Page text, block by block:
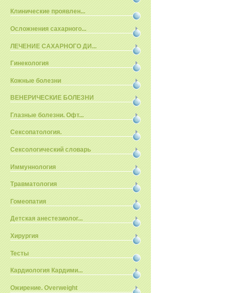
Клинические проявлен...
Осложнения сахарного...
ЛЕЧЕНИЕ САХАРНОГО ДИ...
Гинекология
Кожные болезни
ВЕНЕРИЧЕСКИЕ БОЛЕЗНИ
Глазные болезни. Офт...
Сексопатология.
Сексологический словарь
Иммуннология
Травматология
Гомеопатия
Детская анестезиолог...
Хирургия
Тесты
Кардиология Кардими...
Ожирение. Overweight